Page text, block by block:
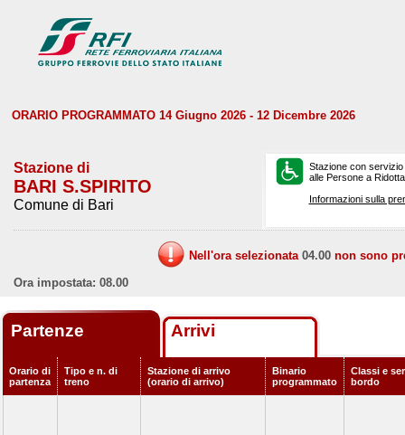
ORARIO PROGRAMMATO 14 Giugno 2026 - 12 Dicembre 2026
Stazione di
BARI S.SPIRITO
Comune di Bari
Stazione con
alle Persone a
Informazioni sulla
Nell'ora selezionata 04.00 non sono
Ora impostata: 08.00
Partenze Arrivi
Orario di
partenza
Tipo e n. di
treno
Stazione di arrivo
(orario di arrivo)
Binario
programmato
Classi e
bordo